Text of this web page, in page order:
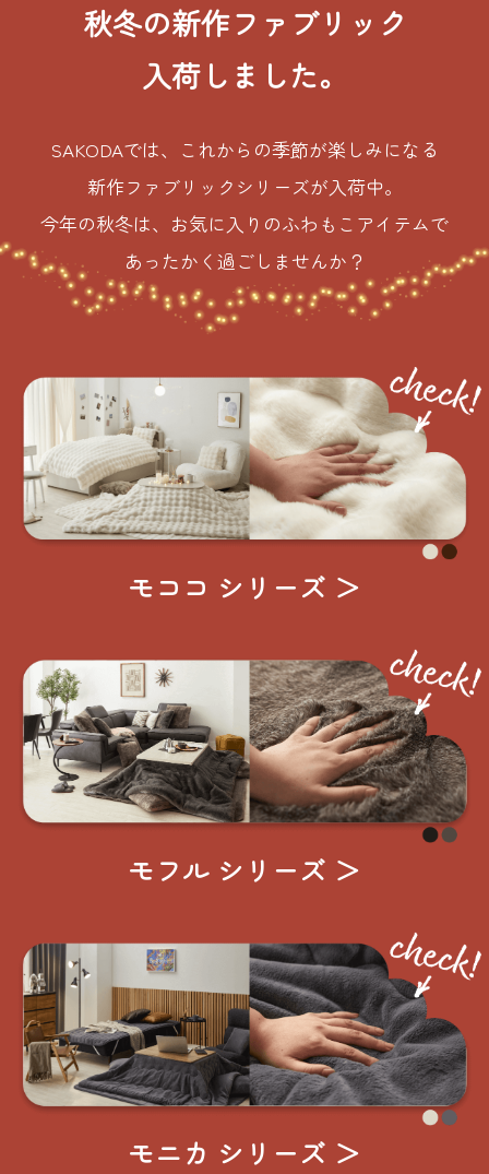
秋冬の新作ファブリック
入荷しました。
SAKODAでは、これからの季節が楽しみになる
新作ファブリックシリーズが入荷中。
今年の秋冬は、お気に入りのふわもこアイテムで
あったかく過ごしませんか？
モココ シリーズ ＞
モフル シリーズ ＞
モニカ シリーズ ＞